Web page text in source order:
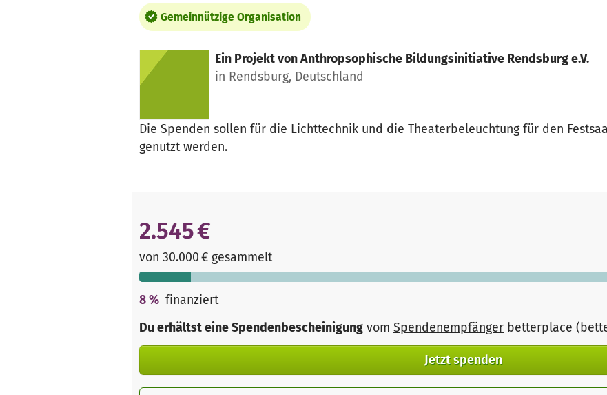
Gemeinnützige Organisation
Ein Projekt vonAnthropsophische Bildungsinitiative Rendsburg e.V.
in Rendsburg, Deutschland
Die Spenden sollen für die Lichttechnik und die Theaterbeleuchtung für den
genutzt werden.
2.545 €
von 30.000 € gesammelt
8% finanziert
Du erhältst eine Spendenbescheinigung vom Spendenempfänger betterplace
Jetzt spenden